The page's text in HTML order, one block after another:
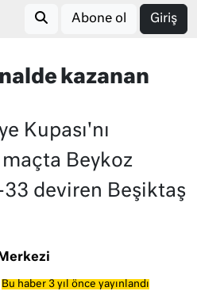
Abone ol Giriş
kazanan
Kupası'nı
Beykoz
deviren Beşiktaş
Bu haber 3 yıl önce yayınlandı